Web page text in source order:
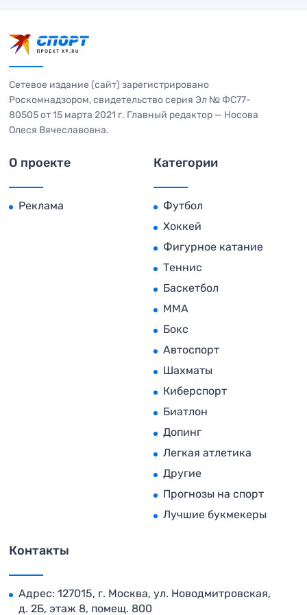
Сетевое издание (сайт) зарегистрировано
Роскомнадзором, свидетельство серия Эл № ФС77-
80505 от 15 марта 2021 г. Главный редактор — Носова
Олеся Вячеславовна.
О проекте
Реклама
Категории
Футбол
Хоккей
Фигурное катание
Теннис
Баскетбол
MMA
Бокс
Автоспорт
Шахматы
Киберспорт
Биатлон
Допинг
Легкая атлетика
Другие
Прогнозы на спорт
Лучшие букмекеры
Контакты
Адрес: 127015, г. Москва, ул. Новодмитровская,
д. 2Б, этаж 8, помещ. 800